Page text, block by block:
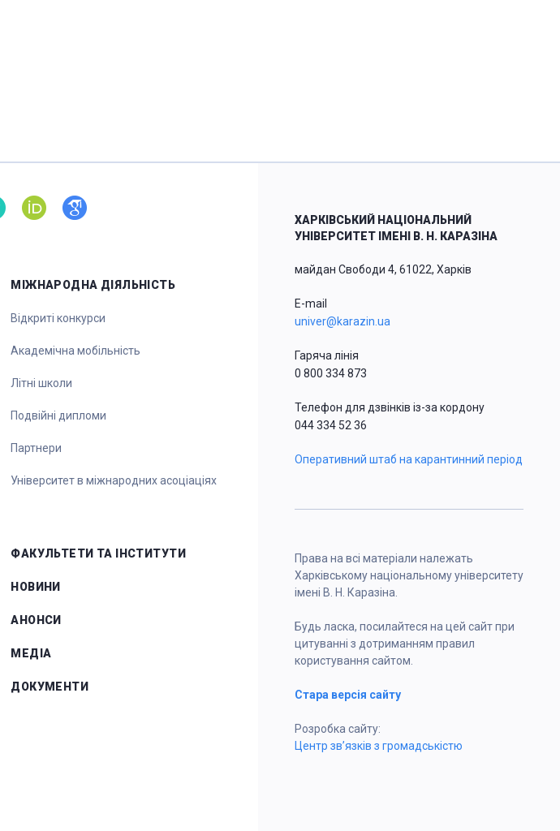
МІЖНАРОДНА ДІЯЛЬНІСТЬ
Відкриті конкурси
Академічна мобільність
Літні школи
Подвійні дипломи
Партнери
Університет в міжнародних асоціаціях
ФАКУЛЬТЕТИ ТА ІНСТИТУТИ
НОВИНИ
АНОНСИ
МЕДІА
ДОКУМЕНТИ
ХАРКІВСЬКИЙ НАЦІОНАЛЬНИЙ
УНІВЕРСИТЕТ ІМЕНІ В. Н. КАРАЗІНА
майдан Свободи 4, 61022, Харків
E-mail
univer@karazin.ua
Гаряча лінія
0 800 334 873
Телефон для дзвінків із-за кордону
044 334 52 36
Оперативний штаб на карантинний період
Права на всі матеріали належать
Харківському національному університету
імені В. Н. Каразіна.
Будь ласка, посилайтеся на цей сайт при
цитуванні з дотриманням правил
користування сайтом.
Стара версія сайту
Розробка сайту:
Центр зв’язків з громадськістю